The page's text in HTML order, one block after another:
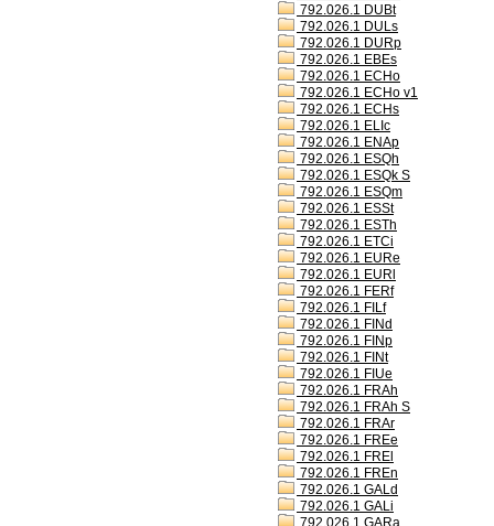
792.026.1 DUBt
792.026.1 DULs
792.026.1 DURp
792.026.1 EBEs
792.026.1 ECHo
792.026.1 ECHo v1
792.026.1 ECHs
792.026.1 ELIc
792.026.1 ENAp
792.026.1 ESQh
792.026.1 ESQk S
792.026.1 ESQm
792.026.1 ESSt
792.026.1 ESTh
792.026.1 ETCi
792.026.1 EURe
792.026.1 EURl
792.026.1 FERf
792.026.1 FILf
792.026.1 FINd
792.026.1 FINp
792.026.1 FINt
792.026.1 FIUe
792.026.1 FRAh
792.026.1 FRAh S
792.026.1 FRAr
792.026.1 FREe
792.026.1 FREl
792.026.1 FREn
792.026.1 GALd
792.026.1 GALi
792.026.1 GARa